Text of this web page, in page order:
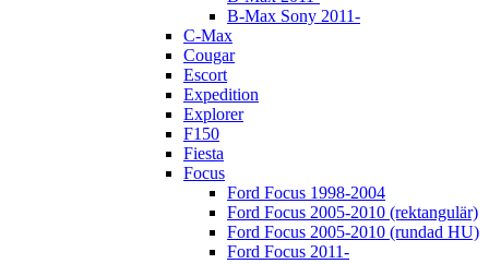
B-Max Sony 2011-
C-Max
Cougar
Escort
Expedition
Explorer
F150
Fiesta
Focus
Ford Focus 1998-2004
Ford Focus 2005-2010 (rektangulär)
Ford Focus 2005-2010 (rundad HU)
Ford Focus 2011-